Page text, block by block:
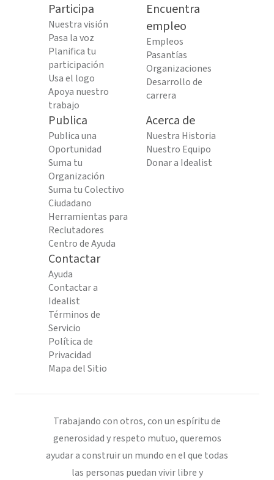
Participa
Nuestra visión
Pasa la voz
Planifica tu
participación
Usa el logo
Apoya nuestro
trabajo
Encuentra
empleo
Empleos
Pasantías
Organizaciones
Desarrollo de
carrera
Publica
Publica una
Oportunidad
Suma tu
Organización
Suma tu Colectivo
Ciudadano
Herramientas para
Reclutadores
Centro de Ayuda
Acerca de
Nuestra Historia
Nuestro Equipo
Donar a Idealist
Contactar
Ayuda
Contactar a
Idealist
Términos de
Servicio
Política de
Privacidad
Mapa del Sitio
Trabajando con otros, con un espíritu de
generosidad y respeto mutuo, queremos
ayudar a construir un mundo en el que todas
las personas puedan vivir libre y